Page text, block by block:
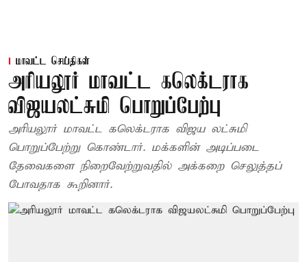
மாவட்ட செய்திகள்
அரியலூர் மாவட்ட கலெக்டராக
விஜயலட்சுமி பொறுப்பேற்பு
அரியலூர் மாவட்ட கலெக்டராக விஜய லட்சுமி
பொறுப்பேற்று கொண்டார். மக்களின் அடிப்படை
தேவைகளை நிறைவேற்றுவதில் அக்கறை செலுத்தப்
போவதாக கூறினார்.